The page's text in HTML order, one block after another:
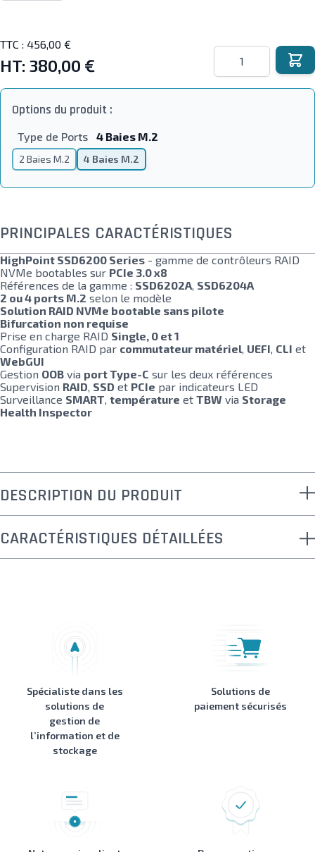
TTC : 456,00 €
HT: 380,00 €
Quantité
Options du produit :
Type de Ports 4 Baies M.2
2 Baies M.2 4 Baies M.2
PRINCIPALES CARACTÉRISTIQUES
HighPoint SSD6200 Series - gamme de contrôleurs RAID
NVMe bootables sur PCIe 3.0 x8
Références de la gamme : SSD6202A, SSD6204A
2 ou 4 ports M.2 selon le modèle
Solution RAID NVMe bootable sans pilote
Bifurcation non requise
Prise en charge RAID Single, 0 et 1
Configuration RAID par commutateur matériel, UEFI, CLI et
WebGUI
Gestion OOB via port Type-C sur les deux références
Supervision RAID, SSD et PCIe par indicateurs LED
Surveillance SMART, température et TBW via Storage
Health Inspector
DESCRIPTION DU PRODUIT
CARACTÉRISTIQUES DÉTAILLÉES
Spécialiste dans les
solutions de
gestion de
l’information et de
stockage
Solutions de
paiement sécurisés